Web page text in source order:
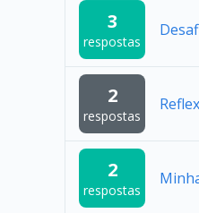
3
respostas
2
respostas
2
respostas